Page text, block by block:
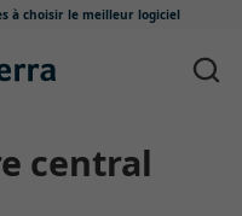
à choisir le meilleur logiciel
central